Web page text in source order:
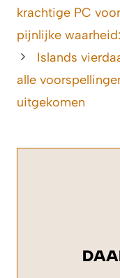
krachtige PC
pijnlijke
Islands
alle
uitgekomen